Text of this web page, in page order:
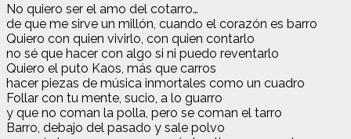
No quiero ser el amo del cotarro…
de que me sirve un millón, cuando el corazón es barro
Quiero con quien vivirlo, con quien contarlo
no sé que hacer con algo si ni puedo reventarlo
Quiero el puto Kaos, más que carros
hacer piezas de música inmortales como un cuadro
Follar con tu mente, sucio, a lo guarro
y que no coman la polla, pero se coman el tarro
Barro, debajo del pasado y sale polvo